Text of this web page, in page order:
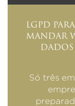
LGPD
MANDAR
DADOS
Só três